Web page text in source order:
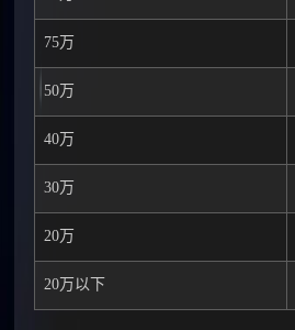
75万
50万
40万
30万
20万
20万以下